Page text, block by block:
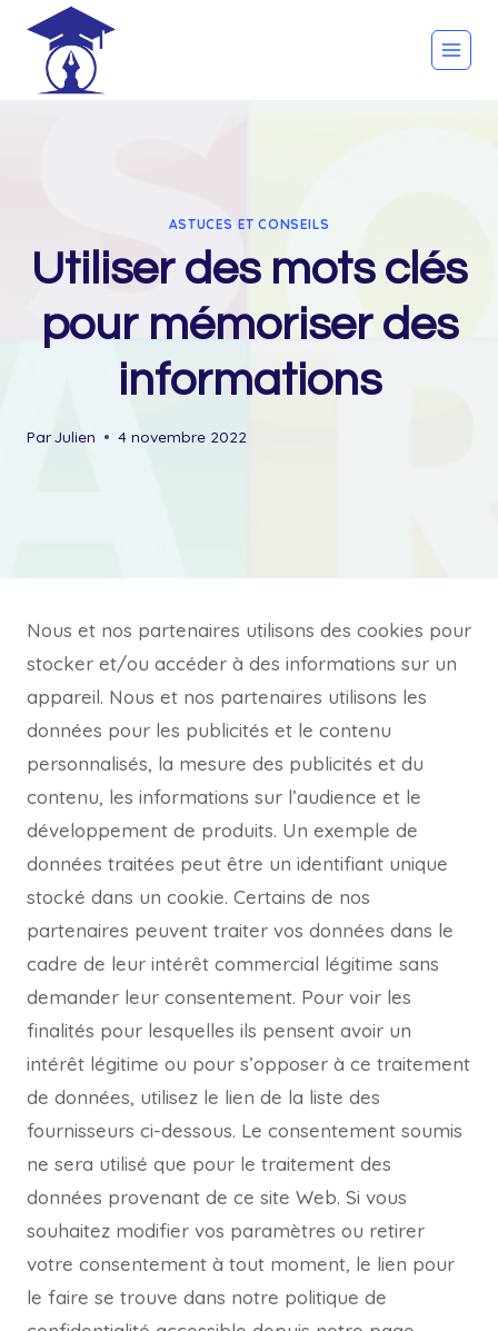
content
ASTUCES ET CONSEILS
Utiliser des mots clés
pour mémoriser des
informations
ParJulien 4 novembre 2022
Nous et nos partenaires utilisons des cookies pour
stocker et/ou accéder à des informations sur un
appareil. Nous et nos partenaires utilisons les
données pour les publicités et le contenu
personnalisés, la mesure des publicités et du
contenu, les informations sur l’audience et le
développement de produits. Un exemple de
données traitées peut être un identifiant unique
stocké dans un cookie. Certains de nos
partenaires peuvent traiter vos données dans le
cadre de leur intérêt commercial légitime sans
demander leur consentement. Pour voir les
finalités pour lesquelles ils pensent avoir un
intérêt légitime ou pour s’opposer à ce traitement
de données, utilisez le lien de la liste des
fournisseurs ci-dessous. Le consentement soumis
ne sera utilisé que pour le traitement des
données provenant de ce site Web. Si vous
souhaitez modifier vos paramètres ou retirer
votre consentement à tout moment, le lien pour
le faire se trouve dans notre politique de